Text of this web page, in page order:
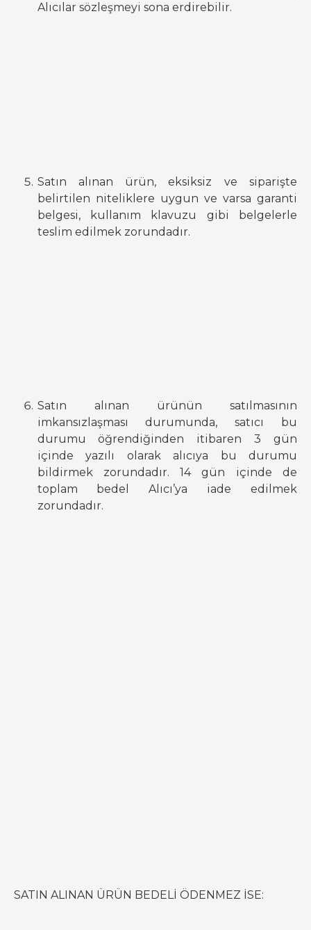
Alıcılar sözleşmeyi sona erdirebilir.
Satın alınan ürün, eksiksiz ve siparişte
belirtilen niteliklere uygun ve varsa garanti
belgesi, kullanım klavuzu gibi belgelerle
teslim edilmek zorundadır.
Satın alınan ürünün satılmasının
imkansızlaşması durumunda, satıcı bu
durumu öğrendiğinden itibaren 3 gün
içinde yazılı olarak alıcıya bu durumu
bildirmek zorundadır. 14 gün içinde de
toplam bedel Alıcı’ya iade edilmek
zorundadır.
SATIN ALINAN ÜRÜN BEDELİ ÖDENMEZ İSE: